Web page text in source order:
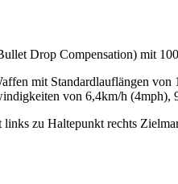
Drop Compensation) mit
mit Standardlauflängen von
von 6,4km/h
zu Haltepunkt rechts